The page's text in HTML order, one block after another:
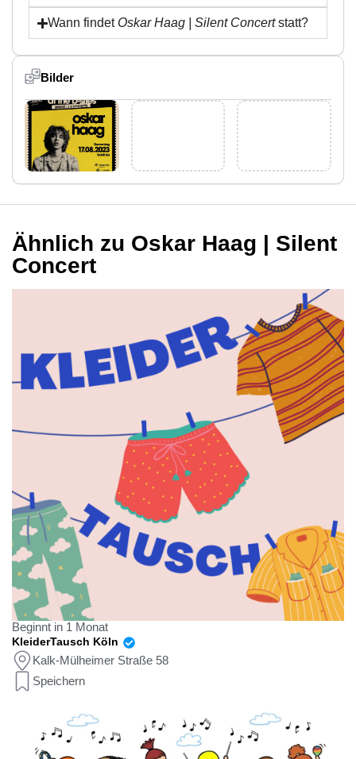
Wann findet Oskar Haag | Silent Concertstatt?
Bilder
Ähnlich zu Oskar Haag | Silent
Concert
Beginnt in 1 Monat
KleiderTausch Köln
Kalk-Mülheimer Straße 58
Speichern